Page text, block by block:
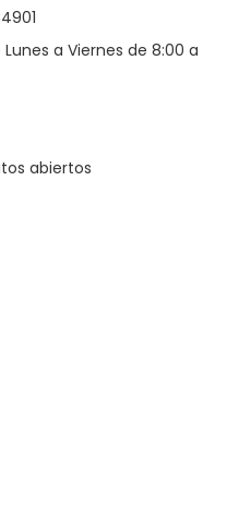
a Viernes de 8:00 a
abiertos